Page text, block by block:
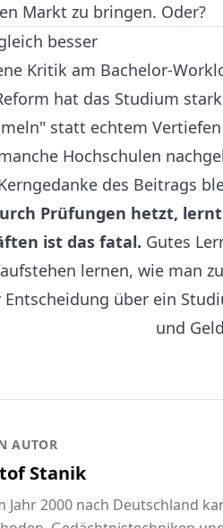
Markt zu bringen. Oder?
besser
Kritik am Bachelor-
hat das Studium
statt echtem
Hochschulen
des Beitrags
Prüfungen hetzt,
ist das fatal. Gutes
lernen, wie man
über ein
und
AUTOR
Stanik
Jahr 2000 nach Deutschland